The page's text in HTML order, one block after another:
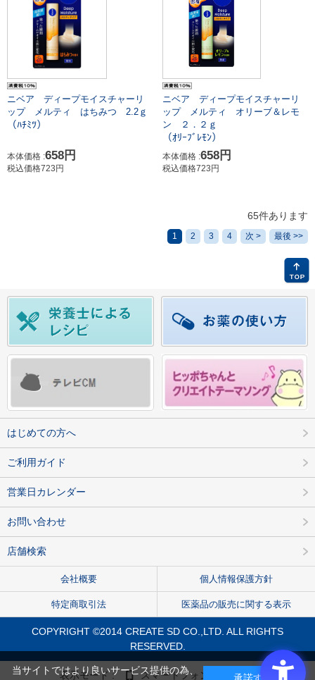
ニベア ディープモイスチャーリ
ップ メルティ はちみつ 2.2ｇ
（ﾊﾁﾐﾂ）
本体価格 :658円
税込価格723円
ニベア ディープモイスチャーリ
ップ メルティ オリーブ＆レモ
ン ２．２ｇ
（ｵﾘｰﾌﾞﾚﾓﾝ）
本体価格 :658円
税込価格723円
65件あります
1 2 3 4 次 > 最後 >>
はじめての方へ
ご利用ガイド
営業日カレンダー
お問い合わせ
店舗検索
会社概要 個人情報保護方針
特定商取引法 医薬品の販売に関する表示
COPYRIGHT ©2014 CREATE SD CO.,LTD. ALL RIGHTS
RESERVED.
表示モード : スマートフォン PC
当サイトではより良いサービス提供の為、
承諾する